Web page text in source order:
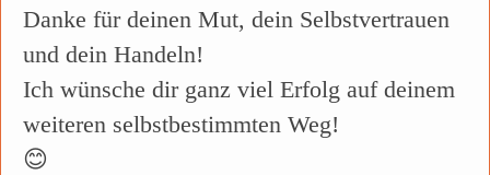
Danke für deinen Mut, dein Selbstvertrauen
und dein Handeln!
Ich wünsche dir ganz viel Erfolg auf deinem
weiteren selbstbestimmten Weg!
😊